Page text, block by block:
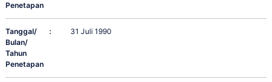
Penetapan
Tanggal/
Bulan/
Tahun
Penetapan
: 31 Juli 1990